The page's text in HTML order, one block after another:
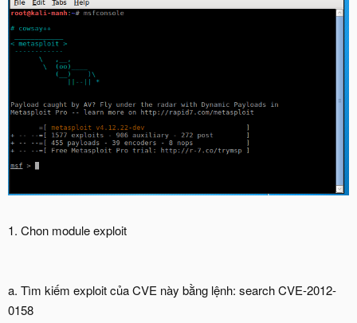
1. Chon module exploit
a. Tìm kiếm exploit của CVE này bằng lệnh: search CVE-2012-
0158